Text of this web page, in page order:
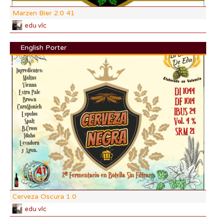
Marzen Bier 2.0 41
edu vlc
English Porter
Cerveza Oscura 1.0
edu vlc